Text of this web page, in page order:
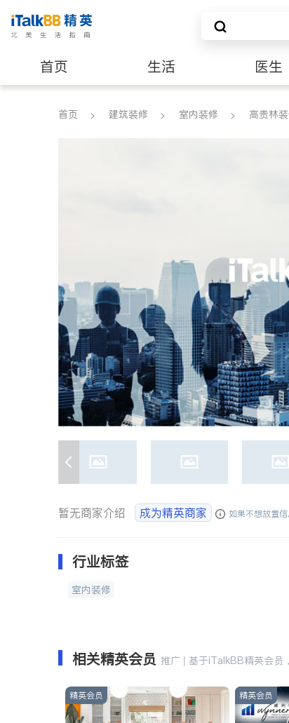
首页 生活 医生
建筑装修
首页 建筑装修 室内装修 高贵林
暂无商家介绍 成为精英商家 如果不想放置
行业标签
室内装修
相关精英会员 推广 | 基于iTalkBB精英会员
精英会员 精英会员